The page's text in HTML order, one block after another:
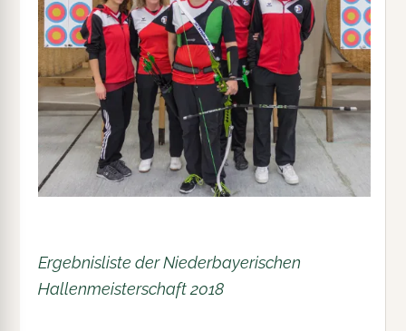
Ergebnisliste der Niederbayerischen
Hallenmeisterschaft 2018